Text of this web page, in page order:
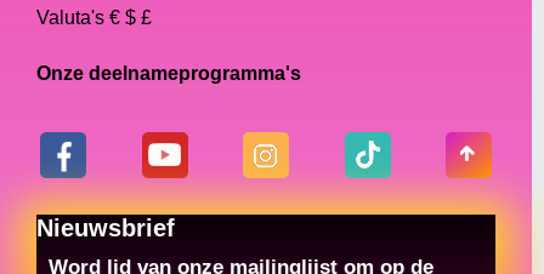
Valuta's € $ £
Onze deelnameprogramma's
Nieuwsbrief
Word lid van onze mailinglijst om op de